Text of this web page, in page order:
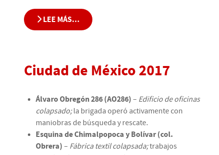
LEE MÁS…
Ciudad de México 2017
Álvaro Obregón 286 (AO286) – Edificio de oficinas
colapsado;la brigada operó activamente con
maniobras de búsqueda y rescate.
Esquina de Chimalpopoca y Bolívar (col.
Obrera) – Fábrica textil colapsada;trabajos